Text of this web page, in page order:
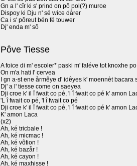
Gn a l' cîr ki s' prind on pô pol(?) muroe
Dispoy ki Dju n' sé wice dårer
Ca i s' pôreut bén fé touwer
Dj' enda m' sô
Pôve Tiesse
A foice di m' escoler* paski m' faléve tot knoxhe
On m'a hati l' cervea
I gn a-st ene årmêye d' idêyes k' moennèt bacara
Dj' a l' tiesse come on saeyea
Dji croe k' il î fwait co pé, 'l î fwait co pé k' amon
'L î fwait co pé, 'l î fwait co pé
Dji croe k' il î fwait co pé, 'l î fwait co pé k' amon
K' amon Laca
(x2)
Ah, ké tricbale !
Ah, ké micmac !
Ah, ké vôtion !
Ah, ké bazår !
Ah, ké cayon !
Ah, ké maxhisse !